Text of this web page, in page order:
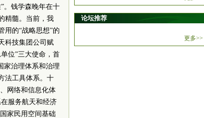
。钱学森晚年在十
精髓。当前，我
用的“战略思想”的
科技集团公司赋
位”三大使命，首
家治理体系和治理
法工具体系。十
网络和信息化体
服务航天和经济
家民用空间基础
论坛推荐
更多>>